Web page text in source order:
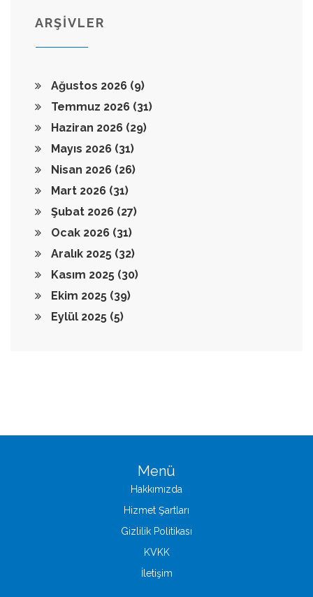
ARŞİVLER
Ağustos 2026 (9)
Temmuz 2026 (31)
Haziran 2026 (29)
Mayıs 2026 (31)
Nisan 2026 (26)
Mart 2026 (31)
Şubat 2026 (27)
Ocak 2026 (31)
Aralık 2025 (32)
Kasım 2025 (30)
Ekim 2025 (39)
Eylül 2025 (5)
Menü
Hakkımızda
Hizmet Şartları
Gizlilik Politikası
KVKK
İletişim